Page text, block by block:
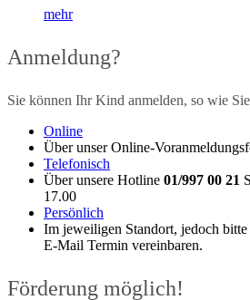
mehr
Anmeldung?
Sie können Ihr Kind anmelden, so wie
Online
Über unser Online-
Telefonisch
Über unsere Hotline 01/997 00 21
17.00
Persönlich
Im jeweiligen Standort, jedoch
E-Mail Termin vereinbaren.
Förderung möglich!